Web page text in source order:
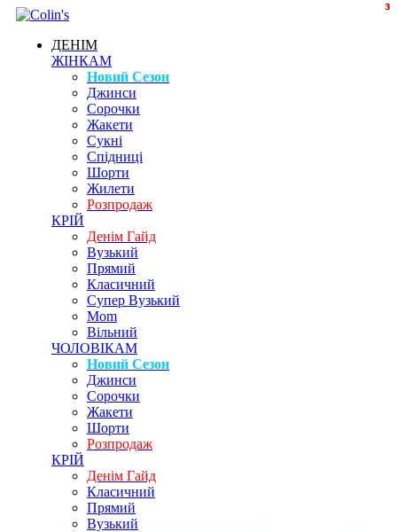
ДЕНІМ
ЖІНКАМ
Новий Сезон
Джинси
Сорочки
Жакети
Сукні
Спідниці
Шорти
Жилети
Розпродаж
КРІЙ
Денім Гайд
Вузький
Прямий
Класичний
Супер Вузький
Mom
Вільний
ЧОЛОВІКАМ
Новий Сезон
Джинси
Сорочки
Жакети
Шорти
Розпродаж
КРІЙ
Денім Гайд
Класичний
Прямий
Вузький
3
3
3
3